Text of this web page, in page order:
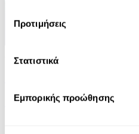
Προτιμήσεις
Στατιστικά
Εμπορικής προώθησης
Audiobook • 1 Credit
Florence Scovel-Shinn